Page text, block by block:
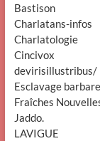
Bastison
Charlatans-infos
Charlatologie
Cincivox
devirisillustribus/
Esclavage
Fraîches
Jaddo.
LAVIGUE